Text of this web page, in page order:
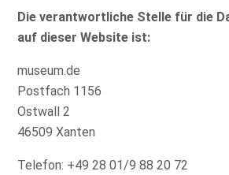
Die verantwortliche Stelle für die
auf dieser Website ist:
museum.de
Postfach 1156
Ostwall 2
46509 Xanten
Telefon: +49 28 01/9 88 20 72